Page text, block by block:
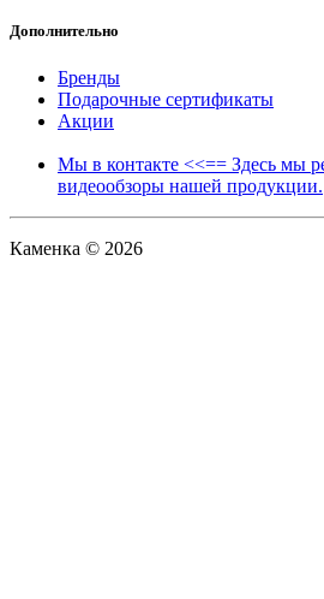
Дополнительно
Бренды
Подарочные сертификаты
Акции
Мы в контакте <<== Здесь мы
видеообзоры нашей продукции.
Каменка © 2026